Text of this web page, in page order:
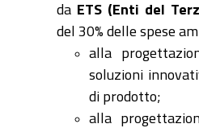
da ETS (Enti del
del 30% delle spese
alla
soluzioni
di prodotto;
alla